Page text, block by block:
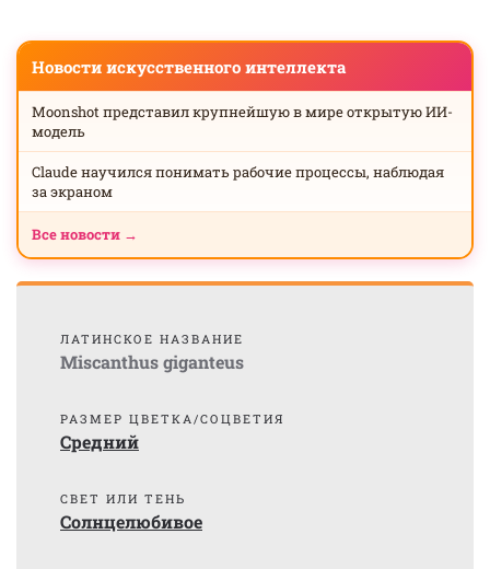
Новости искусственного интеллекта
Moonshot представил крупнейшую в мире открытую ИИ-
модель
Claude научился понимать рабочие процессы, наблюдая
за экраном
Все новости →
ЛАТИНСКОЕ НАЗВАНИЕ
Miscanthus giganteus
РАЗМЕР ЦВЕТКА/СОЦВЕТИЯ
Средний
СВЕТ ИЛИ ТЕНЬ
Солнцелюбивое